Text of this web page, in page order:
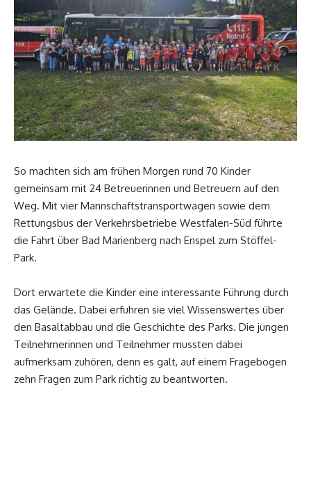
So machten sich am frühen Morgen rund 70 Kinder
gemeinsam mit 24 Betreuerinnen und Betreuern auf den
Weg. Mit vier Mannschaftstransportwagen sowie dem
Rettungsbus der Verkehrsbetriebe Westfalen-Süd führte
die Fahrt über Bad Marienberg nach Enspel zum Stöffel-
Park.
Dort erwartete die Kinder eine interessante Führung durch
das Gelände. Dabei erfuhren sie viel Wissenswertes über
den Basaltabbau und die Geschichte des Parks. Die jungen
Teilnehmerinnen und Teilnehmer mussten dabei
aufmerksam zuhören, denn es galt, auf einem Fragebogen
zehn Fragen zum Park richtig zu beantworten.